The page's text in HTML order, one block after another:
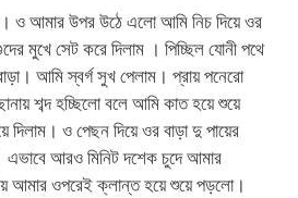
ও আমার উপর উঠে এলো আমি নিচ দিয়ে ওর
মুখে সেট করে দিলাম । পিচ্ছিল যোনী পথে
আমি স্বর্গ সুখ পেলাম। প্রায় পনেরো
শব্দ হচ্ছিলো বলে আমি কাত হয়ে শুয়ে
দিলাম। ও পেছন দিয়ে ওর বাড়া দু পায়ের
এভাবে আরও মিনিট দশেক চুদে আমার
আমার ওপরেই ক্লান্ত হয়ে শুয়ে পড়লো।